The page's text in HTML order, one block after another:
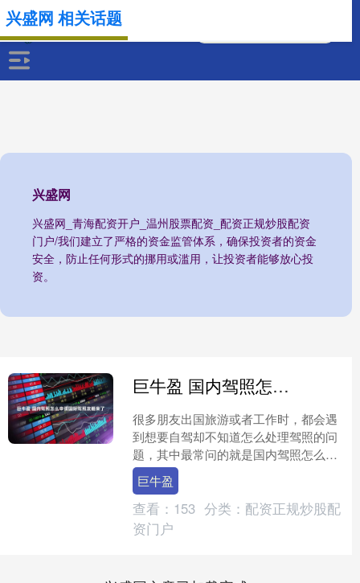
兴盛网
兴盛网_青海配资开户_温州股票配资_配资正规炒股配资
门户/我们建立了严格的资金监管体系，确保投资者的资金
安全，防止任何形式的挪用或滥用，让投资者能够放心投
资。
兴盛网 相关话题
巨牛盈 国内驾照怎么申请国际驾照攻略来了
很多朋友出国旅游或者工作时，都会遇
到想要自驾却不知道怎么处理驾照的问
题，其中最常问的就是国内驾照怎么申
请国际驾照。其实，我们常说的国际驾
照在国内办理的是IAA国....
巨牛盈
查看： 153 分类： 配资正规炒股配
资门户